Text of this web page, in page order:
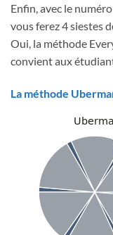
Enfin, avec le
vous ferez 4 siestes
Oui, la méthode
convient aux
La méthode